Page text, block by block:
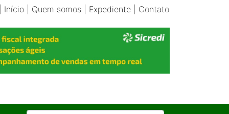
Início| Quem somos Expediente| Contato